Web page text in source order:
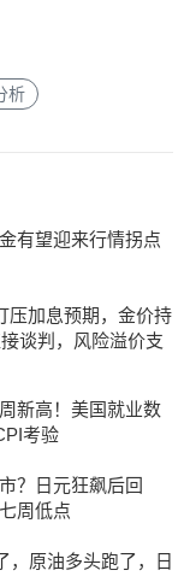
析
有望迎来行情拐点
压加息预期，金价持
谈判，风险溢价支
新高！美国就业数
考验
？日元狂飙后回
周低点
，原油多头跑了，日